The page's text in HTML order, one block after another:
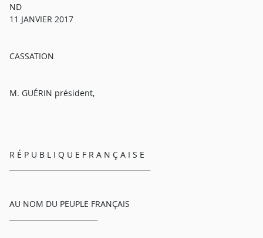
ND
11 JANVIER 2017
CASSATION
M. GUÉRIN président,
R É P U B L I Q U E F R A N Ç A I S E
AU NOM DU PEUPLE FRANÇAIS